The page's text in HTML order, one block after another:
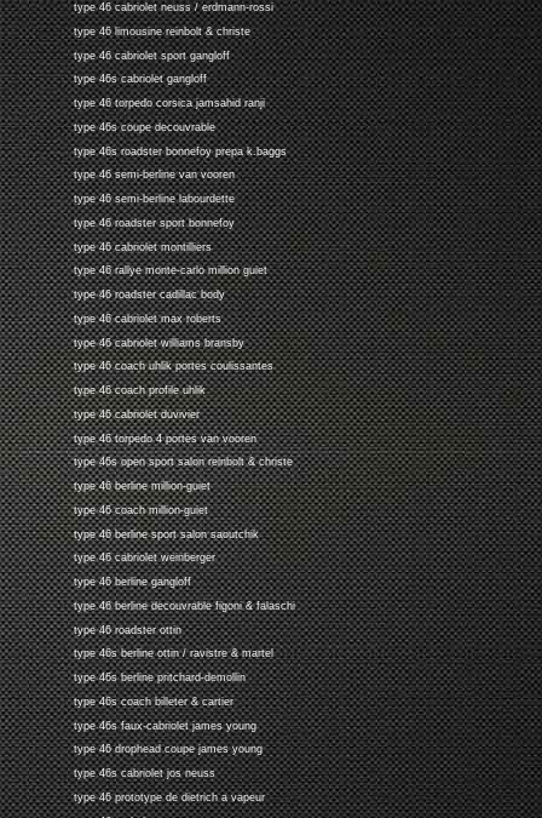
type 46 cabriolet neuss / erdmann-rossi
type 46 limousine reinbolt & christe
type 46 cabriolet sport gangloff
type 46s cabriolet gangloff
type 46 torpedo corsica jamsahid ranji
type 46s coupe decouvrable
type 46s roadster bonnefoy prepa k.baggs
type 46 semi-berline van vooren
type 46 semi-berline labourdette
type 46 roadster sport bonnefoy
type 46 cabriolet montilliers
type 46 rallye monte-carlo million guiet
type 46 roadster cadillac body
type 46 cabriolet max roberts
type 46 cabriolet williams bransby
type 46 coach uhlik portes coulissantes
type 46 coach profile uhlik
type 46 cabriolet duvivier
type 46 torpedo 4 portes van vooren
type 46s open sport salon reinbolt & christe
type 46 berline million-guiet
type 46 coach million-guiet
type 46 berline sport salon saoutchik
type 46 cabriolet weinberger
type 46 berline gangloff
type 46 berline decouvrable figoni & falaschi
type 46 roadster ottin
type 46s berline ottin / ravistre & martel
type 46s berline pritchard-demollin
type 46s coach billeter & cartier
type 46s faux-cabriolet james young
type 46 drophead coupe james young
type 46s cabriolet jos neuss
type 46 prototype de dietrich a vapeur